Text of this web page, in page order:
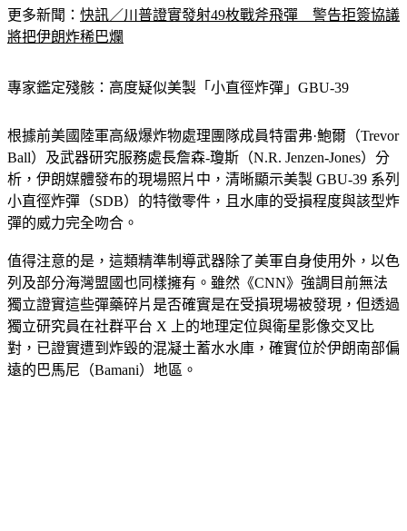
更多新聞： 快訊／川普證實發射49枚戰斧飛彈　警告拒簽協議
將把伊朗炸稀巴爛
專家鑑定殘骸：高度疑似美製「小直徑炸彈」GBU-39
根據前美國陸軍高級爆炸物處理團隊成員特雷弗·鮑爾（Trevor
Ball）及武器研究服務處長詹森-瓊斯（N.R. Jenzen-Jones）分
析，伊朗媒體發布的現場照片中，清晰顯示美製 GBU-39 系列
小直徑炸彈（SDB）的特徵零件，且水庫的受損程度與該型炸
彈的威力完全吻合。
值得注意的是，這類精準制導武器除了美軍自身使用外，以色
列及部分海灣盟國也同樣擁有。雖然《CNN》強調目前無法
獨立證實這些彈藥碎片是否確實是在受損現場被發現，但透過
獨立研究員在社群平台 X 上的地理定位與衛星影像交叉比
對，已證實遭到炸毀的混凝土蓄水水庫，確實位於伊朗南部偏
遠的巴馬尼（Bamani）地區。